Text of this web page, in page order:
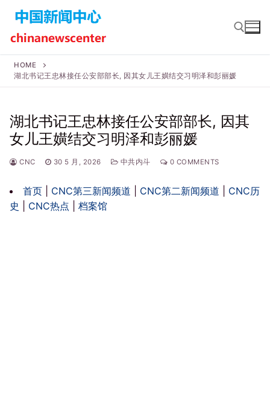
content
Search for:
HOME
湖北书记王忠林接任公安部部长, 因其女儿王嫹结交习明泽和彭丽媛
湖北书记王忠林接任公安部部长, 因其
女儿王嫹结交习明泽和彭丽媛
CNC 30 5 月, 2026 中共内斗 0 COMMENTS
首页 CNC第三新闻频道 CNC第二新闻频道
CNC历
史
CNC热点 档案馆